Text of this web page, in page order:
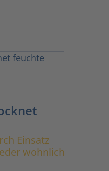
Einsatz
wohnlich